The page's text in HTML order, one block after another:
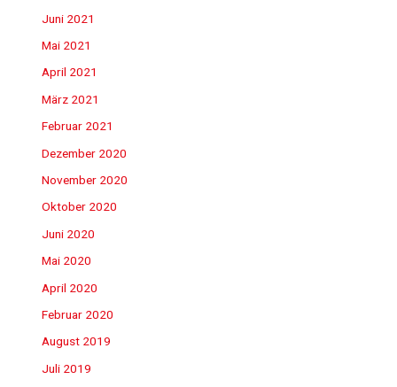
Juni 2021
Mai 2021
April 2021
März 2021
Februar 2021
Dezember 2020
November 2020
Oktober 2020
Juni 2020
Mai 2020
April 2020
Februar 2020
August 2019
Juli 2019